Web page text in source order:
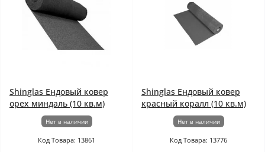
Shinglas Ендовый ковер
орех миндаль (10 кв.м)
Нет в наличии
Код Товара: 13861
Shinglas Ендовый ковер
красный коралл (10 кв.м)
Нет в наличии
Код Товара: 13776